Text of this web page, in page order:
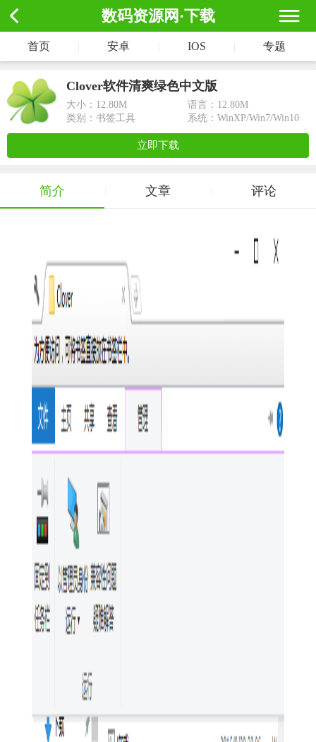
数码资源网·下载
首页 安卓 IOS 专题
Clover软件清爽绿色中文版
大小： 12.80M
语言：12.80M
类别：书签工具
系统：WinXP/Win7/Win10
立即下载
简介 文章 评论